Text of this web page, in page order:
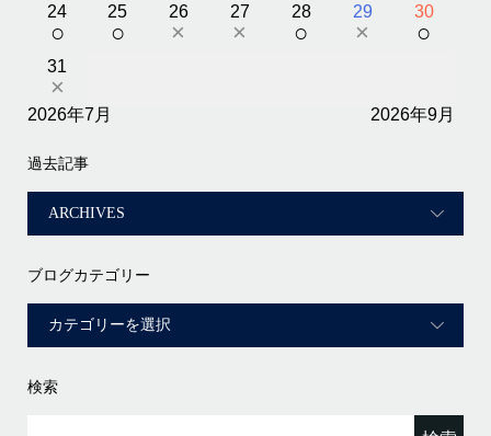
24
○
25
○
26
×
27
×
28
○
29
×
30
○
31
×
2026年7月 2026年9月
過去記事
ブログカテゴリー
検索